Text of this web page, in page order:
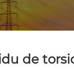
de